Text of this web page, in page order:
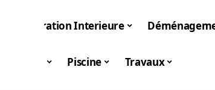
Décoration Interieure
Piscine Travaux